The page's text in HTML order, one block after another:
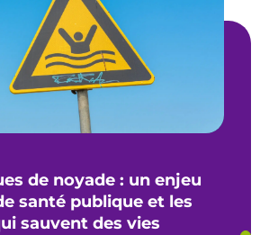
de noyade : un enjeu
santé publique et les
sauvent des vies